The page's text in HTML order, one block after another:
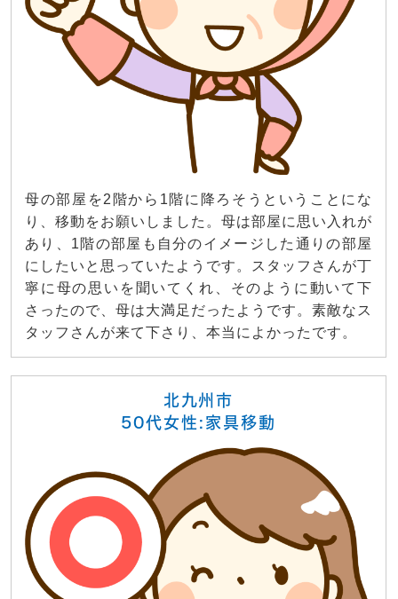
母の部屋を2階から1階に降ろそうということにな
り、移動をお願いしました。母は部屋に思い入れが
あり、1階の部屋も自分のイメージした通りの部屋
にしたいと思っていたようです。スタッフさんが丁
寧に母の思いを聞いてくれ、そのように動いて下
さったので、母は大満足だったようです。素敵なス
タッフさんが来て下さり、本当によかったです。
北九州市
50代女性:家具移動